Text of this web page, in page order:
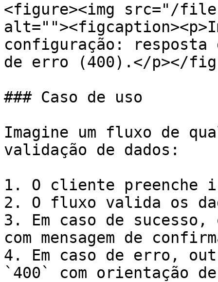
<figure><img src="/files/
configuração: resposta
de erro (400).</p></
### Caso de uso
Imagine um fluxo de
validação de dados:
1. O cliente preenche
2. O fluxo valida os
3. Em caso de sucesso,
com mensagem de
4. Em caso de erro,
`400` com orientação